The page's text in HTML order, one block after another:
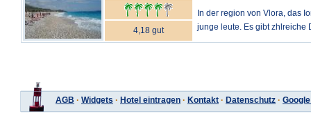
In der region von Vlora, das
junge leute. Es gibt zhlreiche
4,18 gut
AGB · Widgets · Hotel eintragen · Kontakt · Datenschutz ·